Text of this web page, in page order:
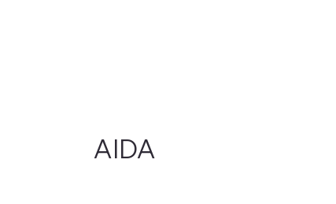
AIDA